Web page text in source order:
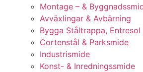
Montage – &
Avväxlingar & Avbärning
Bygga Ståltrappa, Entresol
Cortenstål & Parksmide
Industrismide
Konst- & Inredningssmide